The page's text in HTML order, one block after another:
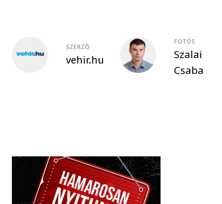
SZERZŐ
vehir.hu
FOTÓS
Szalai
Csaba